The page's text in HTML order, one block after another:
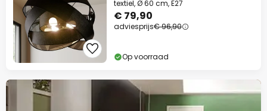
textiel, Ø 60 cm, E27
€ 79,90
adviesprijs€ 96,90
Op voorraad